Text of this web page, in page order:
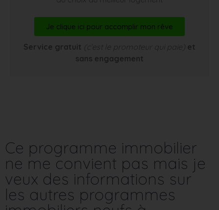
Je clique ici pour accomplir mon rêve
Service gratuit (c’est le promoteur qui paie) et
sans engagement
Ce programme immobilier
ne me convient pas mais je
veux des informations sur
les autres programmes